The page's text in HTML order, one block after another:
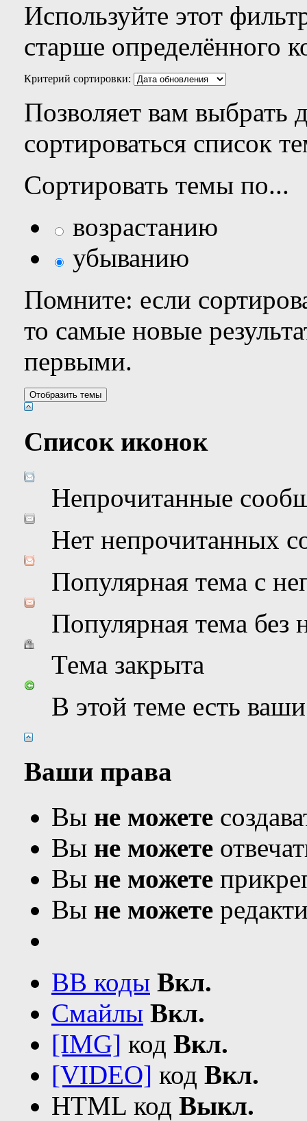
Используйте этот
старше определённого
Критерий сортировки:
Позволяет вам выбрать
сортироваться список
Сортировать темы по...
возрастанию
убыванию
Помните: если
то самые новые
первыми.
Список иконок
Непрочитанные
Нет непрочитанных
Популярная тема с
Популярная тема
Тема закрыта
В этой теме есть
Ваши права
Вы не можете
Вы не можете
Вы не можете
Вы не можете
BB коды Вкл.
Смайлы Вкл.
[IMG] код Вкл.
[VIDEO] код Вкл.
HTML код Выкл.